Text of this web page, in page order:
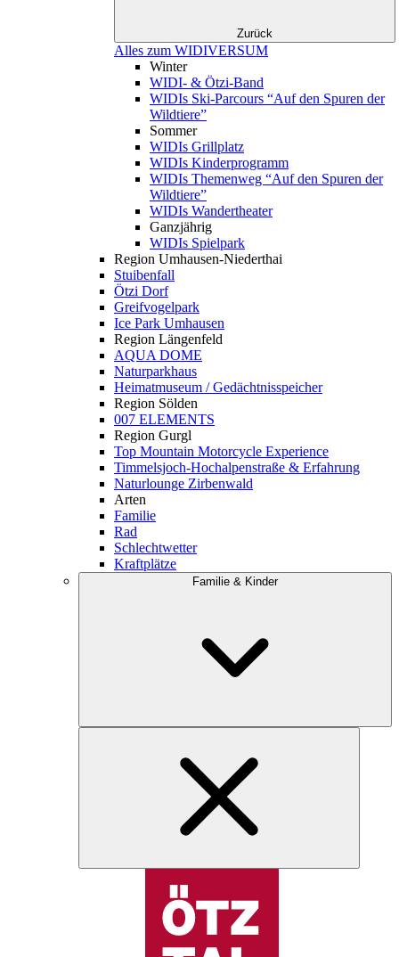
Zurück
Alles zum WIDIVERSUM
Winter
WIDI- & Ötzi-Band
WIDIs Ski-Parcours “Auf den Spuren der
Wildtiere”
Sommer
WIDIs Grillplatz
WIDIs Kinderprogramm
WIDIs Themenweg “Auf den Spuren der
Wildtiere”
WIDIs Wandertheater
Ganzjährig
WIDIs Spielpark
Region Umhausen-Niederthai
Stuibenfall
Ötzi Dorf
Greifvogelpark
Ice Park Umhausen
Region Längenfeld
AQUA DOME
Naturparkhaus
Heimatmuseum / Gedächtnisspeicher
Region Sölden
007 ELEMENTS
Region Gurgl
Top Mountain Motorcycle Experience
Timmelsjoch-Hochalpenstraße & Erfahrung
Naturlounge Zirbenwald
Arten
Familie
Rad
Schlechtwetter
Kraftplätze
Familie & Kinder